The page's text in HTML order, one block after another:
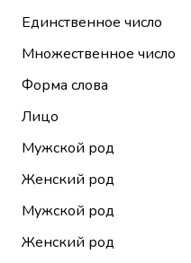
Единственное число
Множественное число
Форма слова
Лицо
Мужской род
Женский род
Мужской род
Женский род